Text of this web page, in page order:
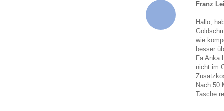
Franz
Hallo,
wie
besser
Fa Anka
nicht im
Nach 50
Tasche